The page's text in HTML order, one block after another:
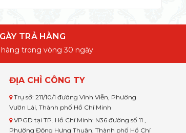
TRẢ HÀNG
hàng trong vòng 30 ngày
ĐỊA CHỈ CÔNG TY
Trụ sở: 211/10/1 đường Vĩnh Viễn, Phường
Vườn Lài, Thành phố Hồ Chí Minh
VPGD tại TP. Hồ Chí Minh: N36 đường số 11 ,
Phường Đông Hưng Thuận, Thành phố Hồ Chí